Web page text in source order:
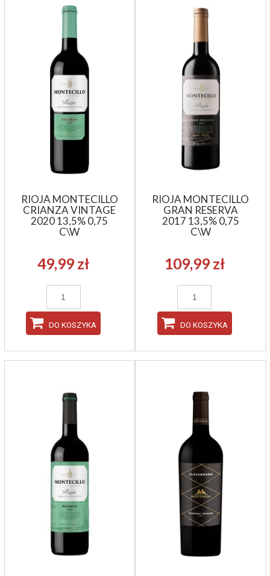
RIOJA MONTECILLO
CRIANZA VINTAGE
2020 13,5% 0,75
C\W
49,99 zł
DO KOSZYKA
RIOJA MONTECILLO
GRAN RESERVA
2017 13,5% 0,75
C\W
109,99 zł
DO KOSZYKA